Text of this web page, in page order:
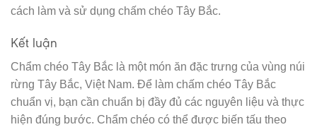
cách làm và sử dụng chấm chéo Tây Bắc.
Kết luận
Chẩm chéo Tây Bắc là một món ăn đặc trưng của vùng núi
rừng Tây Bắc, Việt Nam. Để làm chấm chéo Tây Bắc
chuẩn vị, bạn cần chuẩn bị đầy đủ các nguyên liệu và thực
hiện đúng bước. Chẩm chéo có thể được biến tấu theo